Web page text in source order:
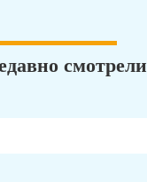
смотрели